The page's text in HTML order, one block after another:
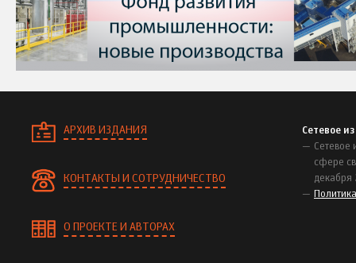
АРХИВ ИЗДАНИЯ
КОНТАКТЫ И СОТРУДНИЧЕСТВО
О ПРОЕКТЕ И АВТОРАХ
Сетевое
Сетевое
сфере
декабря